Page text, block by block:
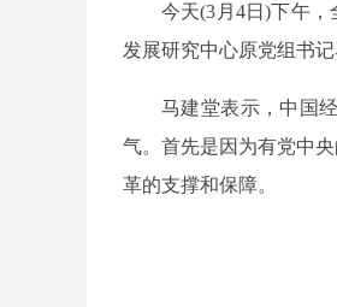
今天(3月4日)下午
发展研究中心原党组书
马建堂表示，中国
气。首先是因为有党中
革的支撑和保障。